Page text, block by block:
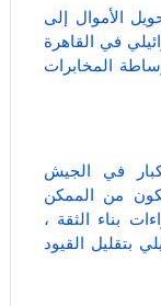
الأموال إلى
في القاهرة
المخابرات
في الجيش
من الممكن
بناء الثقة ،
بتقليل القيود